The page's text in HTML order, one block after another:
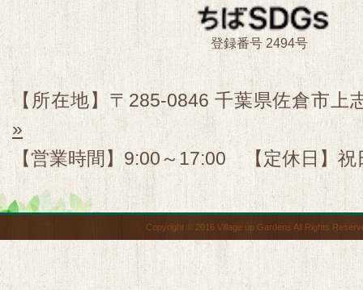
登録番号 2494号
【所在地】〒285-0846 千葉県佐倉市
»
【営業時間】9:00～17:00 【定休日】祝
Copyright © 2016 Village up Gardens All Rights